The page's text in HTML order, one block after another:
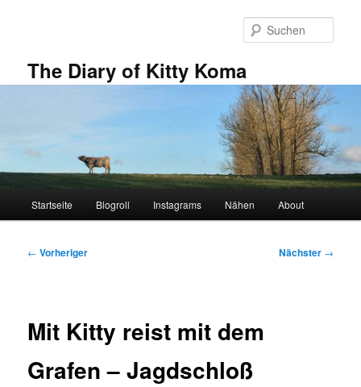
The Diary of Kitty Koma
Startseite Blogroll Instagrams Nähen About
Beitragsnavigation
← Vorheriger Nächster →
Mit Kitty reist mit dem
Grafen – Jagdschloß